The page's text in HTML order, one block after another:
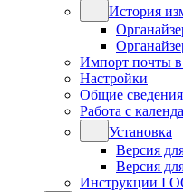
История
Импорт почты в
Настройки
Общие сведения
Работа с
Установка
Версия
Версия
Инструкции